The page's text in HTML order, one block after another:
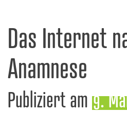
Das Internet
Anamnese
Publiziert am 9.